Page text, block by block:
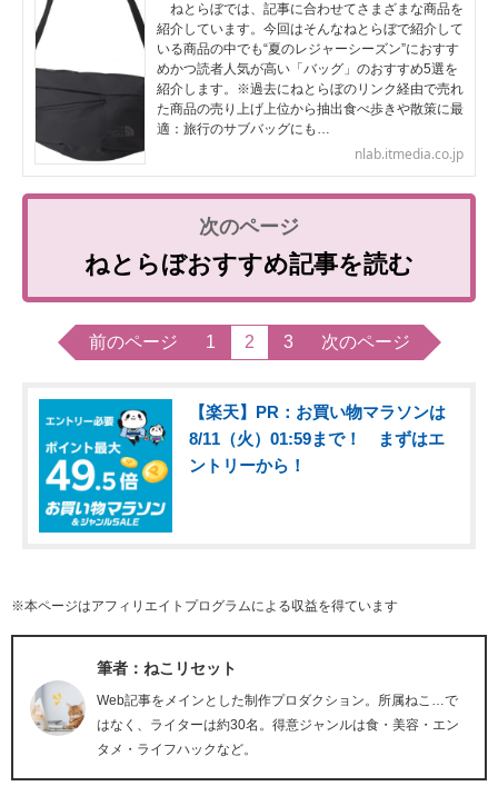
ねとらぼでは、記事に合わせてさまざまな商品を
紹介しています。今回はそんなねとらぼで紹介して
いる商品の中でも“夏のレジャーシーズン”におすす
めかつ読者人気が高い「バッグ」のおすすめ5選を
紹介します。※過去にねとらぼのリンク経由で売れ
た商品の売り上げ上位から抽出食べ歩きや散策に最
適：旅行のサブバッグにも…
nlab.itmedia.co.jp
ねとらぼおすすめ記事を読む
前のページ 1 2 3 次のページ
【楽天】PR：お買い物マラソンは
8/11（火）01:59まで！ まずはエ
ントリーから！
※本ページはアフィリエイトプログラムによる収益を得ています
筆者：ねこリセット
Web記事をメインとした制作プロダクション。所属ねこ…で
はなく、ライターは約30名。得意ジャンルは食・美容・エン
タメ・ライフハックなど。